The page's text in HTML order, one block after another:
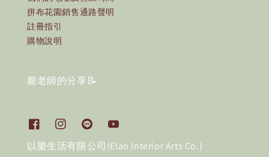
拼布花園銷售通路聲明
註冊指引
購物說明
龐老師的分享📝
以樂生活有限公司(Elan Interior Arts Co.)